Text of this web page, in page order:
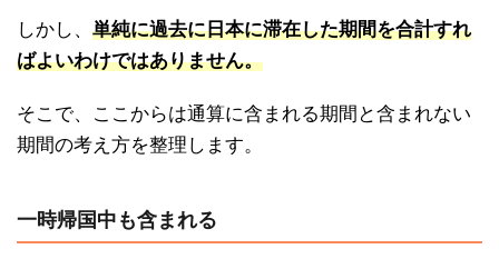
しかし、 単純に過去に日本に滞在した期間を合計すれ
ばよいわけではありません。
そこで、ここからは通算に含まれる期間と含まれない
期間の考え方を整理します。
一時帰国中も含まれる